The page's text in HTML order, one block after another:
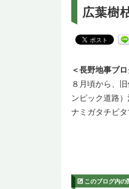
広葉樹
＜長野地事ブ
８月頃から、
ンピック道路
ナミガタチビ
このブログ内の